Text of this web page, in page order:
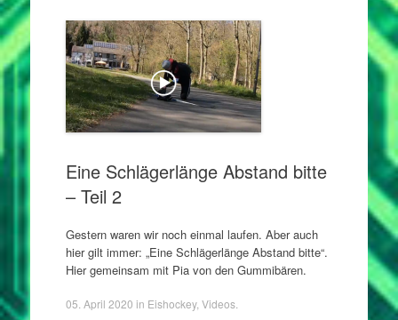
Eine Schlägerlänge Abstand bitte
– Teil 2
Gestern waren wir noch einmal laufen. Aber auch
hier gilt immer: „Eine Schlägerlänge Abstand bitte“.
Hier gemeinsam mit Pia von den Gummibären.
05. April 2020 in Eishockey, Videos.